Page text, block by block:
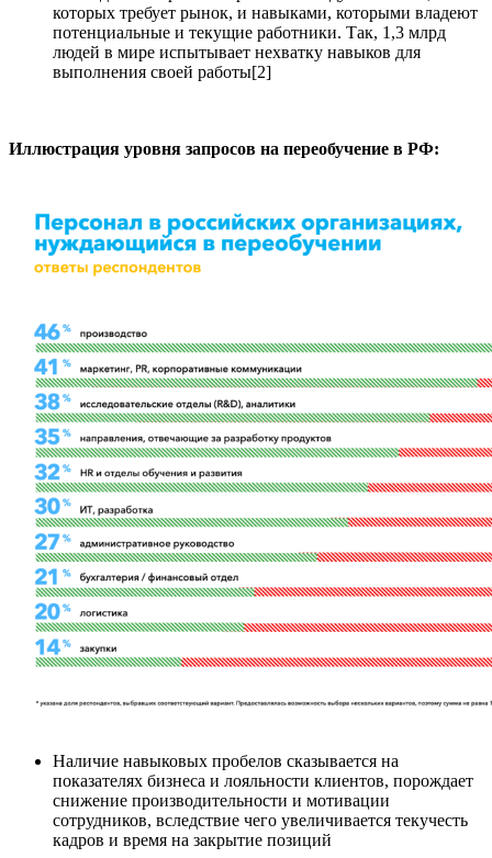
которых требует рынок, и навыками, которыми владеют
потенциальные и текущие работники. Так, 1,3 млрд
людей в мире испытывает нехватку навыков для
выполнения своей работы[2]
Иллюстрация уровня запросов на переобучение в РФ:
Наличие навыковых пробелов сказывается на
показателях бизнеса и лояльности клиентов, порождает
снижение производительности и мотивации
сотрудников, вследствие чего увеличивается текучесть
кадров и время на закрытие позиций